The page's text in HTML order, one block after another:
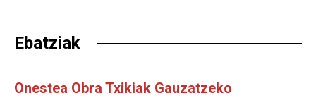
Ebatziak
Onestea Obra Txikiak Gauzatzeko